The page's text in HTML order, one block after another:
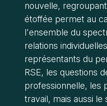
nouvelle,
étoffée permet au
l'ensemble du
relations
représentants du
RSE, les questions
professionnelle, les
travail, mais aussi